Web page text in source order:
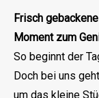
Frisch
Moment zum
So beginnt der
Doch bei uns
um das kleine